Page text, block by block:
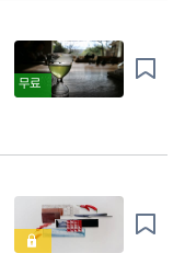
무료